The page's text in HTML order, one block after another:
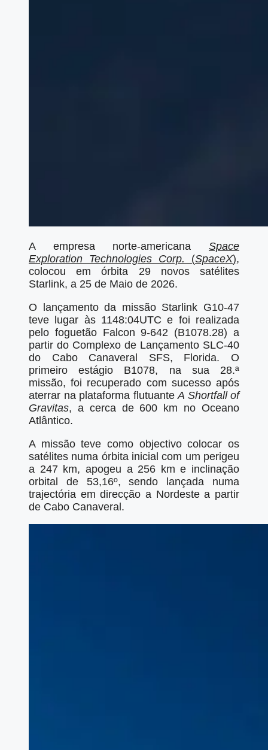
A empresa norte-americana Space
Exploration Technologies Corp. (SpaceX),
colocou em órbita 29 novos satélites
Starlink, a 25 de Maio de 2026.
O lançamento da missão Starlink G10-47
teve lugar às 1148:04UTC e foi realizada
pelo foguetão Falcon 9-642 (B1078.28) a
partir do Complexo de Lançamento SLC-40
do Cabo Canaveral SFS, Florida. O
primeiro estágio B1078, na sua 28.ª
missão, foi recuperado com sucesso após
aterrar na plataforma flutuanteA Shortfall of
Gravitas, a cerca de 600 km no Oceano
Atlântico.
A missão teve como objectivo colocar os
satélites numa órbita inicial com um perigeu
a 247 km, apogeu a 256 km e inclinação
orbital de 53,16º, sendo lançada numa
trajectória em direcção a Nordeste a partir
de Cabo Canaveral.